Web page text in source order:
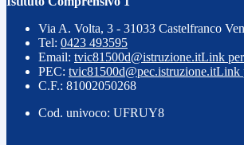
Via A. Volta, 3 - 31033 Castelfranco
Tel: 0423 493595
Email: tvic81500d@istruzione.itLink
PEC: tvic81500d@pec.istruzione.itLink
C.F.: 81002050268
Cod. univoco: UFRUY8